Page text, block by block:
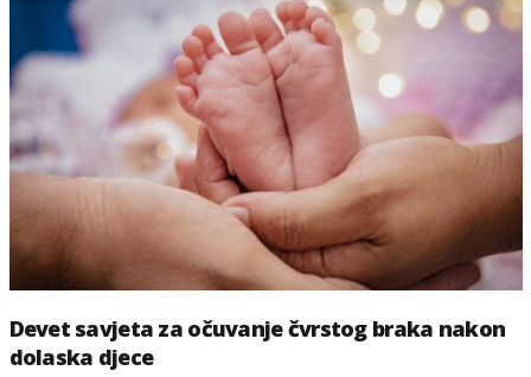
Devet savjeta za očuvanje čvrstog braka nakon
dolaska djece